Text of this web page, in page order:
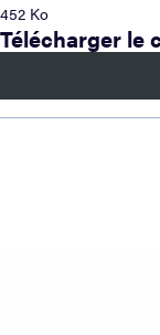
452 Ko
Télécharger le